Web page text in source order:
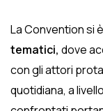
La Convention si
tematici, dove
con gli attori
quotidiana, a